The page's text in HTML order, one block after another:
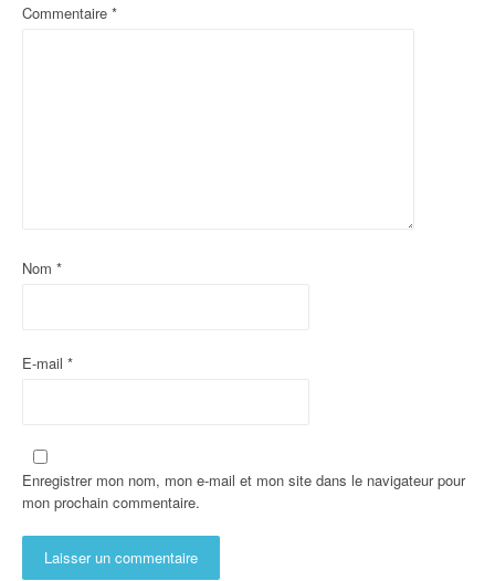
Commentaire *
Nom *
E-mail *
Enregistrer mon nom, mon e-mail et mon site dans le navigateur pour
mon prochain commentaire.